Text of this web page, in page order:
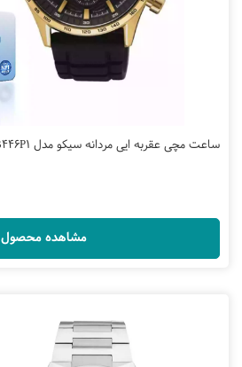
ساعت مچی عقربه ایی مردانه سیکو مدل SSB446P1
مشاهده محصول